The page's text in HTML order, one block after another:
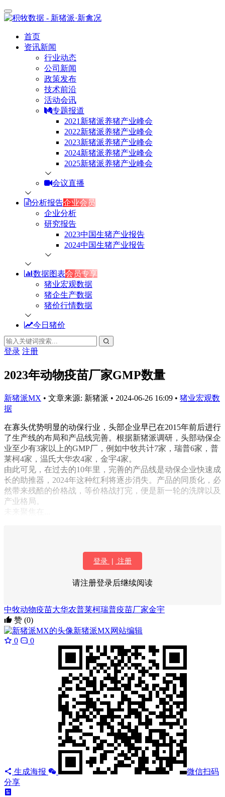
首页
资讯新闻
行业动态
公司新闻
政策发布
技术前沿
活动会讯
专题报道
2021新猪派养猪产业峰会
2022新猪派养猪产业峰会
2023新猪派养猪产业峰会
2024新猪派养猪产业峰会
2025新猪派养猪产业峰会
会议直播
分析报告企业会员
企业分析
研究报告
2023中国生猪产业报告
2024中国生猪产业报告
数据图表会员专享
猪业宏观数据
猪企生产数据
猪价行情数据
今日猪价
登录 注册
2023年动物疫苗厂家GMP数量
新猪派MX • 文章来源: 新猪派 • 2024-06-26 16:09 • 猪业宏观数
据
在寡头优势明显的动保行业，头部企业早已在2015年前后进行
了生产线的布局和产品线完善。根据新猪派调研，头部动保企
业至少有3家以上的GMP厂，例如中牧共计7家，瑞普6家，普
莱柯4家，温氏大华农4家，金宇4家。
由此可见，在过去的10年里，完善的产品线是动保企业快速成
长的助推器，2024年这种红利将逐步消失。产品的同质化，必
然带来残酷的价格战，等价格战打完，便是新一轮的洗牌以及
产业格局。
登录 | 注册
请注册登录后继续阅读
中牧动物疫苗大华农普莱柯瑞普疫苗厂家金宇
赞 (0)
新猪派MX网站编辑
0
0
生成海报
微信扫码
分享